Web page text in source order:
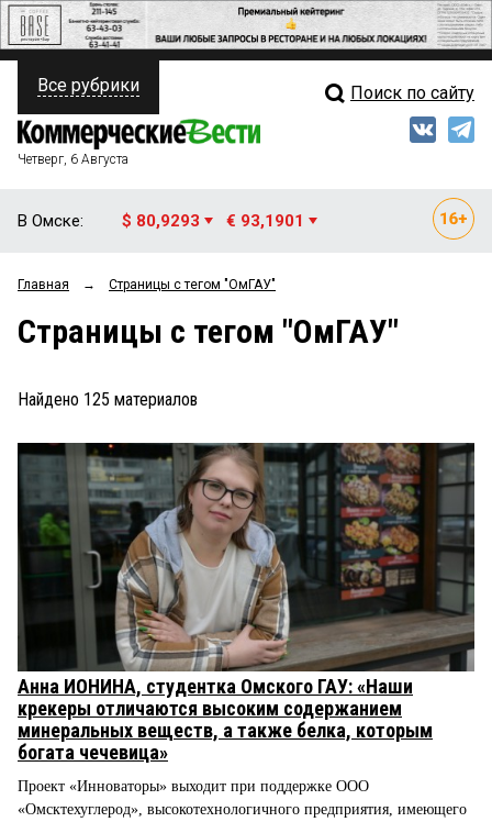
ПОЛИТИКА
ФИНАНСЫ
ОБЩЕСТВО
ЗАКОН
НОВОСТИ КОМПАНИЙ
ПРОИСШЕСТВИЯ
СТИЛЬ ЖИЗНИ
Свежий выпуск
Рейтинги
Все рубрики Поиск по сайту
Четверг, 6 Августа
В Омске: $ 80,9293 € 93,1901
Главная → Страницы c тегом "ОмГАУ"
Страницы c тегом "ОмГАУ"
Найдено 125 материалов
Анна ИОНИНА, студентка Омского ГАУ: «Наши
крекеры отличаются высоким содержанием
минеральных веществ, а также белка, которым
богата чечевица»
Проект «Инноваторы» выходит при поддержке ООО
«Омсктехуглерод», высокотехнологичного предприятия, имеющего